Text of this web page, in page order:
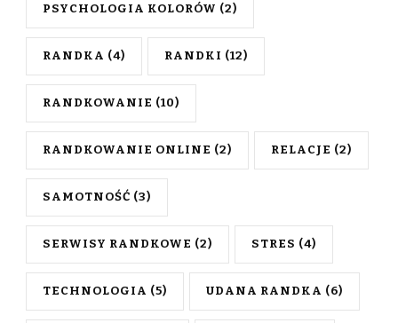
PSYCHOLOGIA KOLORÓW (2)
RANDKA (4) RANDKI (12)
RANDKOWANIE (10)
RANDKOWANIE ONLINE (2) RELACJE (2)
SAMOTNOŚĆ (3)
SERWISY RANDKOWE (2) STRES (4)
TECHNOLOGIA (5) UDANA RANDKA (6)